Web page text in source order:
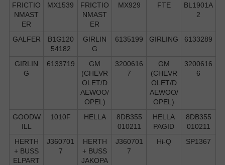
FRICTIO
NMAST
ER
MX1539
FRICTIO
NMAST
ER
MX929 FTE
BL1901A
2
GALFER
B1G120
54182
GIRLIN
G
6135199 GIRLING 6133289
GIRLIN
G
6133719
GM
(CHEVR
OLET/D
AEWOO/
OPEL)
3200616
7
GM
(CHEVR
OLET/D
AEWOO/
OPEL)
3200616
6
GOODW
ILL
1010F HELLA
8DB355
010211
HELLA
PAGID
8DB355
010211
HERTH
+ BUSS
ELPART
J360701
7
HERTH
+ BUSS
JAKOPA
J360701
7
Hi-Q SP1367